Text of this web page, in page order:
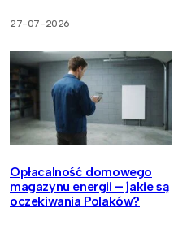
27-07-2026
Opłacalność domowego
magazynu energii – jakie są
oczekiwania Polaków?